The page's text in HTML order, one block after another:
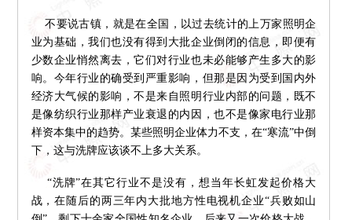
不要说古镇，就是在全国，以过去统计的上万家照明企
业为基础，我们也没有得到大批企业倒闭的信息，即便有
少数企业悄然离去，它们对行业也未必能够产生多大的影
响。今年行业的确受到严重影响，但那是因为受到国内外
经济大气候的影响，不是来自照明行业内部的问题，既不
是像纺织行业那样产业衰退的内因，也不是像家电行业那
样资本集中的趋势。某些照明企业体力不支，在“寒流”中倒
下，这与洗牌应该谈不上多大关系。
“洗牌”在其它行业不是没有，想当年长虹发起价格大
战，在随后的两三年内大批地方性电视机企业“兵败如山